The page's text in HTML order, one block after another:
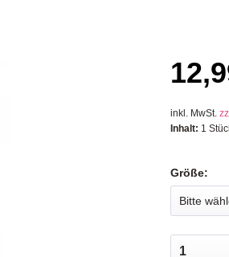
inkl. MwSt.
Inhalt: 1
Größe: